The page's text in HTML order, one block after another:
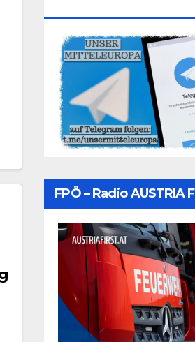
FPÖ – Radio AUSTRIA